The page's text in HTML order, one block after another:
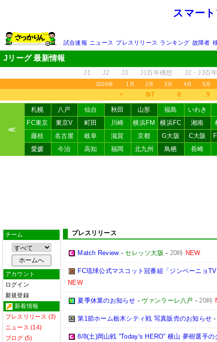
スマー
試合速報 ニュース プレスリリース ランキング 故障者
Jリーグ 最新情報
J1 J2 J3 J1百年構想 J2・J3百
2026年 1月 2月 3月 4月 5月
＜ 8/7 8 9
≪
札幌 八戸 仙台 秋田 山形 福島
いわき
FC東京
東京V 町田 川崎 横浜FM 横浜FC 湘南
藤枝
名古屋 岐阜 滋賀 京都 G大阪 C大阪
愛媛
今治 高知 福岡 北九州 鳥栖 長崎
チーム
アカウント
ログイン
新規登録
新着情報
プレスリリース (3)
ニュース (14)
ブログ (5)
プレスリリース
Match Review- セレッソ大阪 - 20時 NEW
FC琉球公式マスコット冠番組「ジンベーニョ
NEW
夏季休業のお知らせ - ヴァンラーレ八戸 -20時
第1節ホーム栃木シティ戦 写真販売のお知らせ
8/8(土)岡山戦 ”Today's HERO” 横山 夢樹選手